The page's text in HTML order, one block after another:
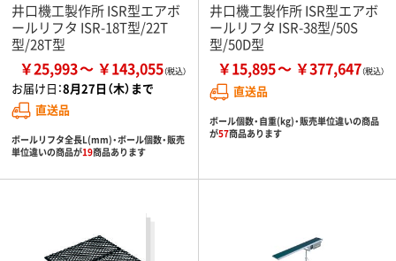
井口機工製作所 ISR型エアボ
ールリフタ ISR-18T型/22T
型/28T型
￥25,993 ￥143,055
お届け日：8月27日（木）まで
直送品
ボールリフタ全長L(mm)・ボール個数・販売
単位違いの商品が19商品あります
井口機工製作所 ISR型エアボ
ールリフタ ISR-38型/50S
型/50D型
￥15,895 ￥377,647
直送品
ボール個数・自重(kg)・販売単位違いの商品
が57商品あります